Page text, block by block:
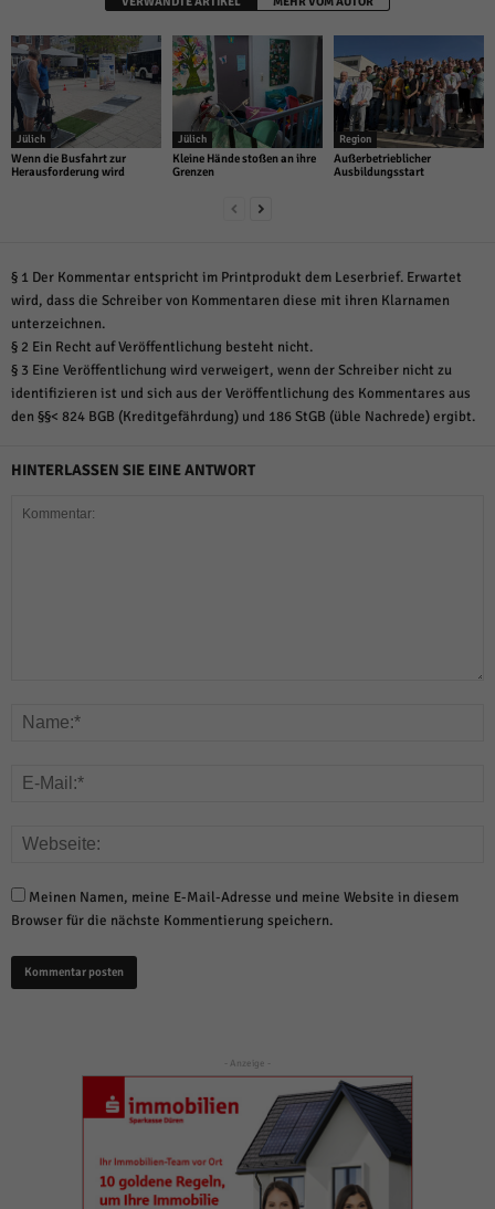
Jülich
Wenn die Busfahrt zur
Herausforderung wird
Jülich
Kleine Hände stoßen an ihre
Grenzen
Region
Außerbetrieblicher
Ausbildungsstart
§ 1 Der Kommentar entspricht im Printprodukt dem Leserbrief. Erwartet
wird, dass die Schreiber von Kommentaren diese mit ihren Klarnamen
unterzeichnen.
§ 2 Ein Recht auf Veröffentlichung besteht nicht.
§ 3 Eine Veröffentlichung wird verweigert, wenn der Schreiber nicht zu
identifizieren ist und sich aus der Veröffentlichung des Kommentares aus
den §§< 824 BGB (Kreditgefährdung) und 186 StGB (üble Nachrede) ergibt.
HINTERLASSEN SIE EINE ANTWORT
Meinen Namen, meine E-Mail-Adresse und meine Website in diesem
Browser für die nächste Kommentierung speichern.
- Anzeige -